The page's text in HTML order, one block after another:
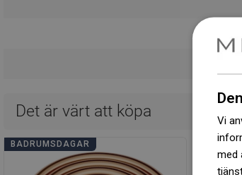
Det är värt att köpa
BADRUMSDAGAR
Vi
med